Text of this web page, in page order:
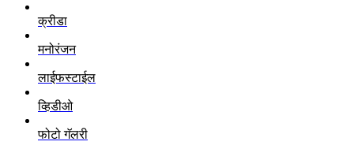
क्रीडा
मनोरंजन
लाईफस्टाईल
व्हिडीओ
फोटो गॅलरी